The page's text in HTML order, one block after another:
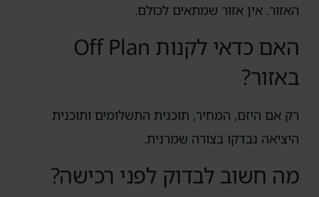
האזור. אין אזור שמתאים לכולם.
האם כדאי לקנות Off Plan
באזור?
רק אם היזם, המחיר, תוכנית התשלומים ותוכנית
היציאה נבדקו בצורה שמרנית.
מה חשוב לבדוק לפני רכישה?